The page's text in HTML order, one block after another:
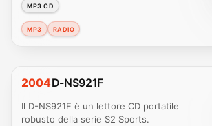
MP3 CD
MP3 RADIO
2004D-NS921F
Il D-NS921F è un lettore CD portatile
robusto della serie S2 Sports.